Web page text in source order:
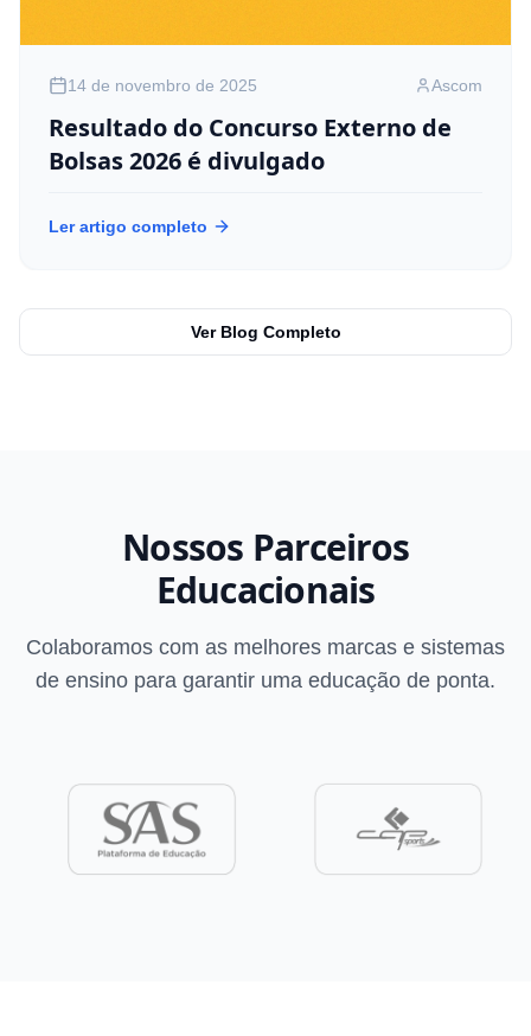
14 de novembro de 2025 Ascom
Resultado do Concurso Externo de
Bolsas 2026 é divulgado
Ler artigo completo
Ver Blog Completo
Nossos Parceiros
Educacionais
Colaboramos com as melhores marcas e sistemas
de ensino para garantir uma educação de ponta.